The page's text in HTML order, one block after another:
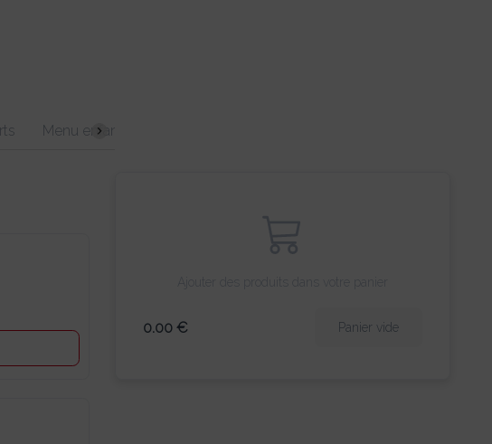
enfant Poulet & Canard
0.00 € Panier vide